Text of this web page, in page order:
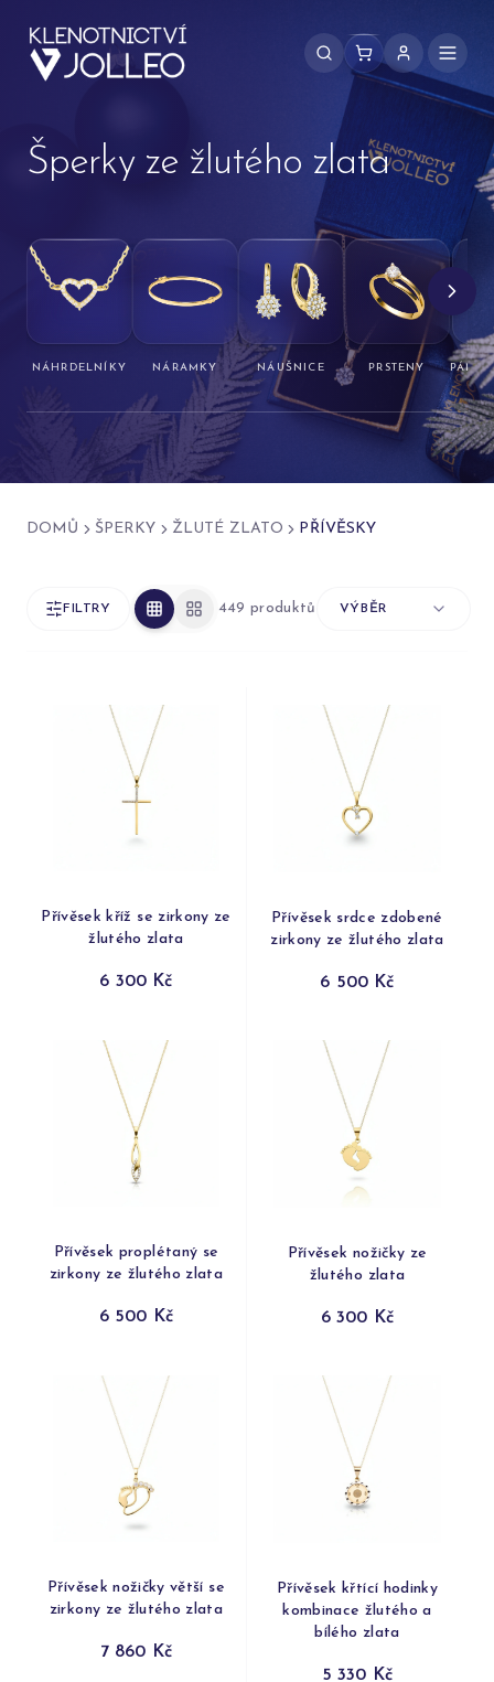
Šperky ze žlutého zlata
NÁHRDELNÍKY NÁRAMKY NÁUŠNICE PRSTENY
DOMŮ ŠPERKY ŽLUTÉ ZLATO PŘÍVĚSKY
FILTRY 476 produktů VÝBĚR
Přívěsek kříž se zirkony ze
žlutého zlata
6 300 Kč
Přívěsek srdce zdobené
zirkony ze žlutého zlata
6 500 Kč
Přívěsek proplétaný se
zirkony ze žlutého zlata
6 500 Kč
Přívěsek nožičky ze
žlutého zlata
6 300 Kč
Přívěsek nožičky větší se
zirkony ze žlutého zlata
7 860 Kč
Přívěsek křtící hodinky
kombinace žlutého a
bílého zlata
5 330 Kč